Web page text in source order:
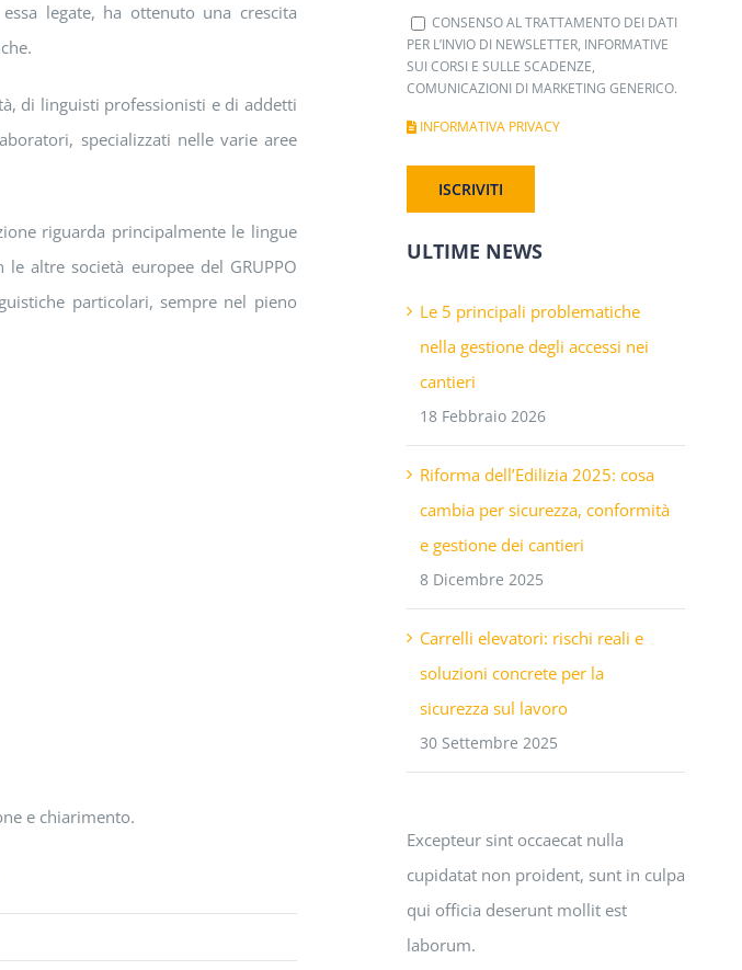
legate, ha ottenuto una crescita
di linguisti professionisti e di addetti
specializzati nelle varie aree
riguarda principalmente le lingue
altre società europee del GRUPPO
particolari, sempre nel pieno
e chiarimento.
CONSENSO AL TRATTAMENTO DEI DATI
PER L’INVIO DI NEWSLETTER, INFORMATIVE
SUI CORSI E SULLE SCADENZE,
COMUNICAZIONI DI MARKETING GENERICO.
INFORMATIVA PRIVACY
ULTIME NEWS
Le 5 principali problematiche
nella gestione degli accessi nei
cantieri
18 Febbraio 2026
Riforma dell’Edilizia 2025: cosa
cambia per sicurezza, conformità
e gestione dei cantieri
8 Dicembre 2025
Carrelli elevatori: rischi reali e
soluzioni concrete per la
sicurezza sul lavoro
30 Settembre 2025
Excepteur sint occaecat nulla
cupidatat non proident, sunt in culpa
qui officia deserunt mollit est
laborum.